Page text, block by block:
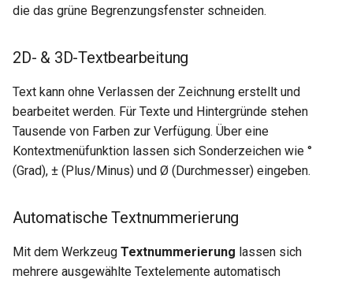
die das grüne Begrenzungsfenster schneiden.
2D- & 3D-Textbearbeitung
Text kann ohne Verlassen der Zeichnung erstellt und
bearbeitet werden. Für Texte und Hintergründe stehen
Tausende von Farben zur Verfügung. Über eine
Kontextmenüfunktion lassen sich Sonderzeichen wie °
(Grad), ± (Plus/Minus) und Ø (Durchmesser) eingeben.
Automatische Textnummerierung
Mit dem Werkzeug Textnummerierung lassen sich
mehrere ausgewählte Textelemente automatisch